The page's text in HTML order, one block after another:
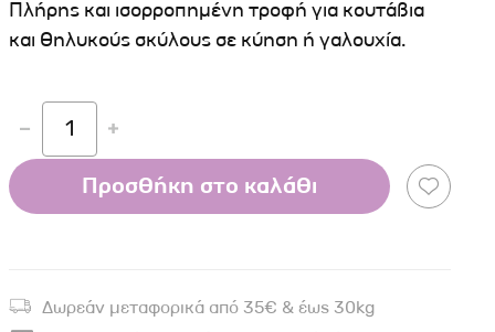
Κουδουνάκια Σκύλου
Πλήρης και ισορροπημένη τροφή για κουτάβια
και θηλυκούς σκύλους σε κύηση ή γαλουχία.
1
Προσθήκη στο καλάθι
Δωρεάν μεταφορικά από 35€ & έως 30kg